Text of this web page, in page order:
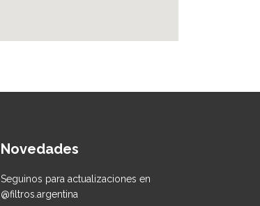
Novedades
Seguinos para actualizaciones en
@filtros.argentina